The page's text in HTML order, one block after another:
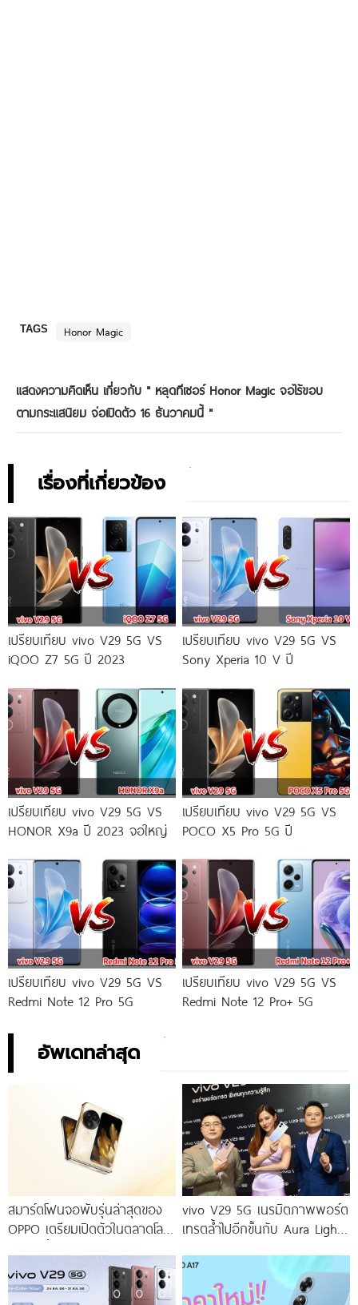
TAGS Honor Magic
แสดงความคิดเห็น เกี่ยวกับ " หลุดทีเซอร์ Honor Magic จอไร้ขอบ
ตามกระแสนิยม จ่อเปิดตัว 16 ธันวาคมนี้ "
เรื่องที่เกี่ยวข้อง
เปรียบเทียบ vivo V29 5G VS
iQOO Z7 5G ปี 2023
เปรียบเทียบ vivo V29 5G VS
Sony Xperia 10 V ปี
เปรียบเทียบ vivo V29 5G VS
HONOR X9a ปี 2023 จอใหญ่
เปรียบเทียบ vivo V29 5G VS
POCO X5 Pro 5G ปี
เปรียบเทียบ vivo V29 5G VS
Redmi Note 12 Pro 5G
เปรียบเทียบ vivo V29 5G VS
Redmi Note 12 Pro+ 5G
อัพเดทล่าสุด
สมาร์ตโฟนจอพับรุ่นล่าสุดของ
OPPO เตรียมเปิดตัวในตลาดโลก
vivo V29 5G เนรมิตภาพพอร์ต
เทรตล้ำไปอีกขั้นกับ Aura Light
โดดเด่นด้วยสุนทรียศาสตร์แห่ง